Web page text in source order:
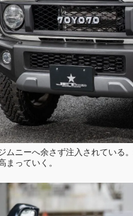
ニーへ余さず注入されている
っていく。